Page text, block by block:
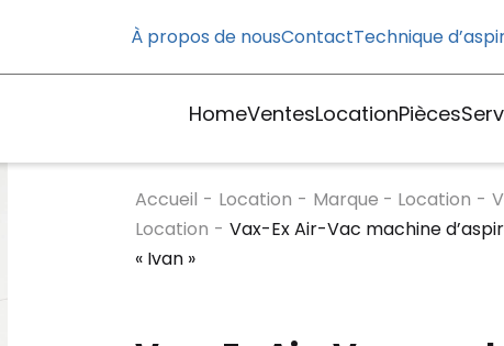
À propos de nousContactTechnique
HomeVentesLocationPièces
Accueil - Location - Marque - Location -
Location - Vax-Ex Air-Vac machine
« Ivan »